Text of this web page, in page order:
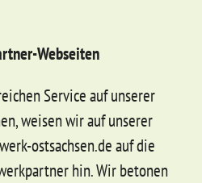
Webseiten
Service auf unserer
weisen wir auf unserer
ostsachsen.de auf die
hin. Wir betonen